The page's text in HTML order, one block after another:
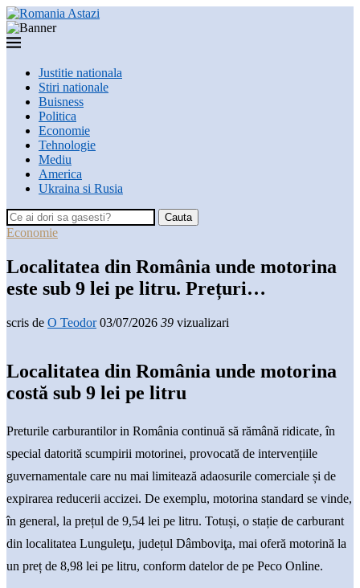
Justitie nationala
Stiri nationale
Buisness
Politica
Economie
Tehnologie
Mediu
America
Ukraina si Rusia
Cauta
Economie
Localitatea din România unde motorina
este sub 9 lei pe litru. Prețuri…
scris de O Teodor 03/07/2026 39 vizualizari
Localitatea din România unde motorina
costă sub 9 lei pe litru
Preturile carburantilor in România continuă să rămână ridicate, în
special datorită scumpirii motorinei, provocată de intervențiile
guvernamentale care nu mai limitează adaosurile comerciale și de
expirarea reducerii accizei. De exemplu, motorina standard se vinde,
în general, la prețul de 9,54 lei pe litru. Totuși, o stație de carburant
din localitatea Lunguleţu, județul Dâmboviţa, mai oferă motorină la
un preț de 8,98 lei pe litru, conform datelor de pe Peco Online.